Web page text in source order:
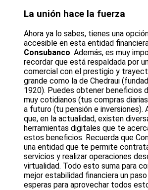
La unión hace la fuerza
Ahora ya lo sabes, tienes una
accesible en esta entidad
Consubanco. Además, es muy
recordar que está respaldada por
comercial con el prestigio y
grande como la de Chedraui
1920). Puedes obtener beneficios
muy cotidianos (tus compras
a futuro (tu pensión e inversiones).
que, en la actualidad, existen
herramientas digitales que te
estos beneficios. Recuerda que
una entidad que te permite
servicios y realizar operaciones
virtualidad. Todo esto suma para
mejor estabilidad financiera un
esperas para aprovechar todos